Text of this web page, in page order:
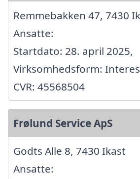
Remmebakken 47, 7430
Ansatte:
Startdato: 28. april 2025,
Virksomhedsform:
CVR: 45568504
Frølund Service ApS
Godts Alle 8, 7430 Ikast
Ansatte: